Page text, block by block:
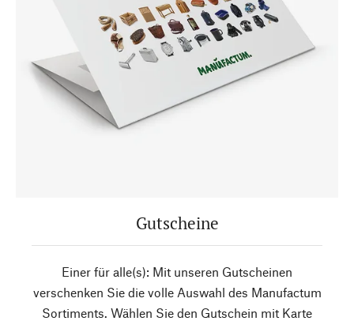
Gutscheine
Einer für alle(s): Mit unseren Gutscheinen
verschenken Sie die volle Auswahl des Manufactum
Sortiments. Wählen Sie den Gutschein mit Karte